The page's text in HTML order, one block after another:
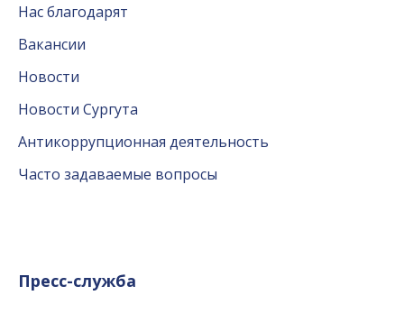
Нас благодарят
Вакансии
Новости
Новости Сургута
Антикоррупционная деятельность
Часто задаваемые вопросы
Пресс-служба